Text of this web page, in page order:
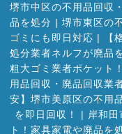
堺市中区の不用品回収
品を処分 | 堺市東区の
ゴミにも即日対応 |
【
処分業者ネルフが廃品
粗大ゴミ業者ポケット
用品回収・廃品回収業
安】堺市美原区の不用
を即日回収！
| 岸和
ト！家具家電や廃品を